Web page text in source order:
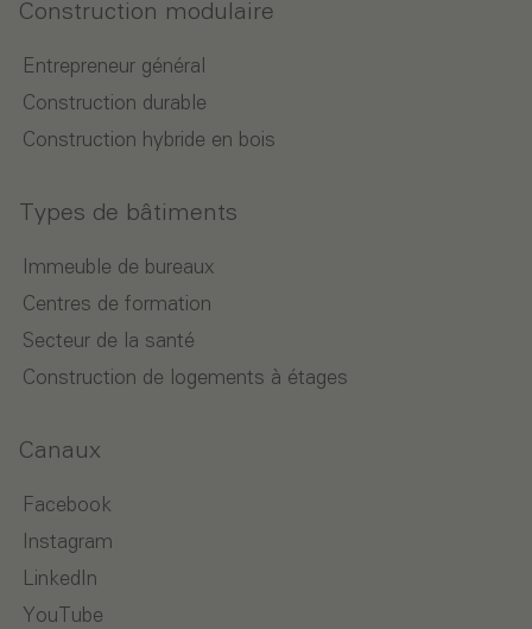
Construction modulaire
Entrepreneur général
Construction durable
Construction hybride en bois
Types de bâtiments
Immeuble de bureaux
Centres de formation
Secteur de la santé
Construction de logements à étages
Canaux
Facebook
Instagram
LinkedIn
YouTube